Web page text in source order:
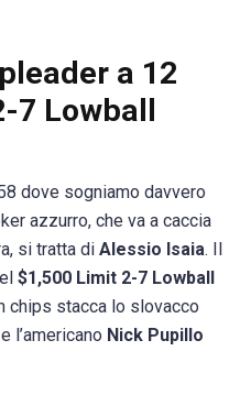
a 12
7 Lowball
dove sogniamo davvero
azzurro, che va a caccia
si tratta di Alessio Isaia. Il
$1,500 Limit 2-7 Lowball
chips stacca lo slovacco
l’americano Nick Pupillo